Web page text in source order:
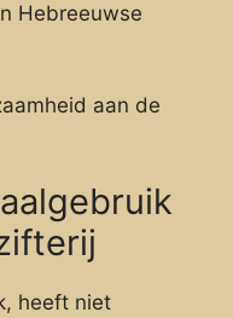
Hebreeuwse
aan de
heeft niet